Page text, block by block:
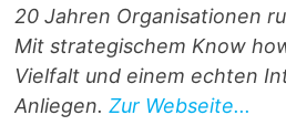
20 Jahren Organisationen
Mit strategischem Know
Vielfalt und einem echten
Anliegen.Zur Webseite...